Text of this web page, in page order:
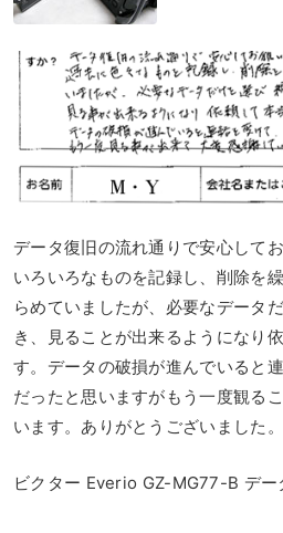
データ復旧の流れ通りで安心して
いろいろなものを記録し、削除を
らめていましたが、必要なデータ
き、見ることが出来るようになり
す。データの破損が進んでいると
だったと思いますがもう一度観る
います。ありがとうございました。
ビクター Everio GZ-MG77-B デー